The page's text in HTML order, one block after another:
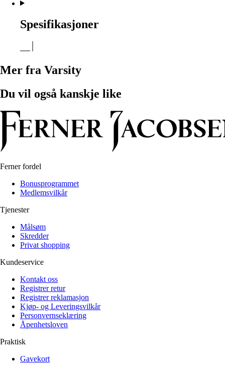
Spesifikasjoner
Mer fra Varsity
Du vil også kanskje like
Ferner fordel
Bonusprogrammet
Medlemsvilkår
Tjenester
Målsøm
Skredder
Privat shopping
Kundeservice
Kontakt oss
Registrer retur
Registrer reklamasjon
Kjøp- og Leveringsvilkår
Personvernseklæring
Åpenhetsloven
Praktisk
Gavekort